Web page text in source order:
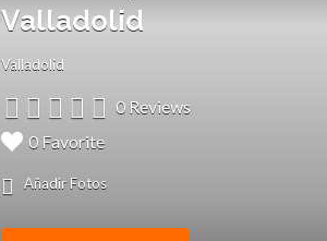
Valladolid
Valladolid
0 Reviews
0 Favorite
Añadir Fotos